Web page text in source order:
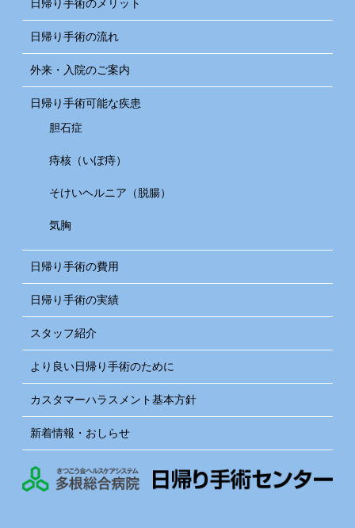
日帰り手術のメリット
日帰り手術の流れ
外来・入院のご案内
日帰り手術可能な疾患
胆石症
痔核（いぼ痔）
そけいヘルニア（脱腸）
気胸
日帰り手術の費用
日帰り手術の実績
スタッフ紹介
より良い日帰り手術のために
カスタマーハラスメント基本方針
新着情報・おしらせ